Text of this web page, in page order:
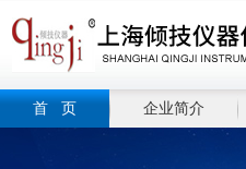
首 页 企业简介